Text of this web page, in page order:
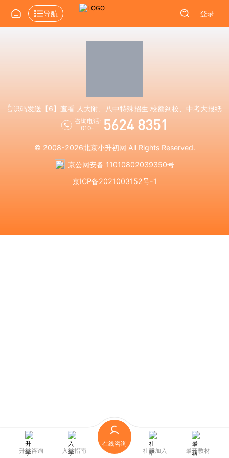
导航 登录
👆识码发送【6】查看 人大附、八中特殊招生 校额到校、中考大报纸
咨询电话:
010-
5624 8351
© 2008-2026北京小升初网 All Rights Reserved.
京公网安备 11010802039350号
京ICP备2021003152号-1
升学咨询 入学指南
在线咨询
社群加入
最新教材